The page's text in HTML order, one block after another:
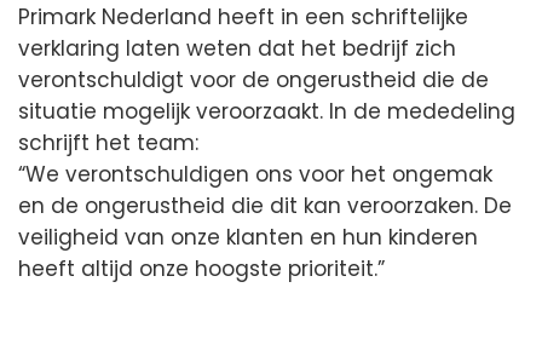
Primark Nederland heeft in een schriftelijke
verklaring laten weten dat het bedrijf zich
verontschuldigt voor de ongerustheid die de
situatie mogelijk veroorzaakt. In de mededeling
schrijft het team:
“We verontschuldigen ons voor het ongemak
en de ongerustheid die dit kan veroorzaken. De
veiligheid van onze klanten en hun kinderen
heeft altijd onze hoogste prioriteit.”